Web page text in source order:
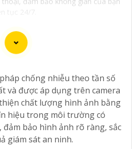
tục 24/7.
Camera Wifi Ezviz - dòng sản
giá rất hấp dẫn. Với thiết kế
và kết nối thông minh qua
giúp bạn giám sát ngôi nhà
nơi chỉ bằng một chiếc
chống nhiễu theo tần số
và được áp dụng trên camera
chất lượng hình ảnh bằng
hiệu trong môi trường có
bảo hình ảnh rõ ràng, sắc
giám sát an ninh.